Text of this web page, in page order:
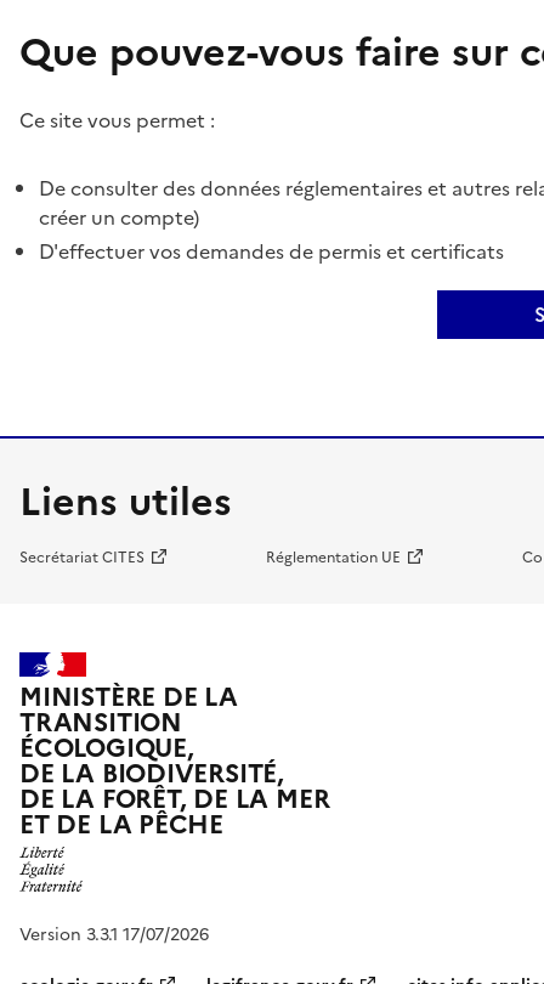
Que pouvez-vous faire sur
Ce site vous permet :
De consulter des données réglementaires et autres
créer un compte)
D'effectuer vos demandes de permis et certificats
Liens utiles
Secrétariat CITES Réglementation UE
MINISTÈRE DE LA
TRANSITION
ÉCOLOGIQUE,
DE LA BIODIVERSITÉ,
DE LA FORÊT, DE LA MER
ET DE LA PÊCHE
Version 3.3.1 17/07/2026